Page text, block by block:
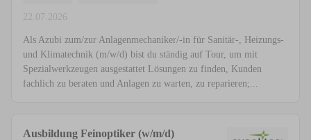
22.07.2026
Als Azubi zum/zur Anlagenmechaniker/-in für Sanitär-, Heizungs-
und Klimatechnik (m/w/d) bist du ständig auf Tour, um mit
Spezialwerkzeugen ausgestattet Lösungen zu finden, Kunden
fachlich zu beraten und Anlagen zu warten, zu reparieren;...
Ausbildung Feinoptiker (w/m/d)